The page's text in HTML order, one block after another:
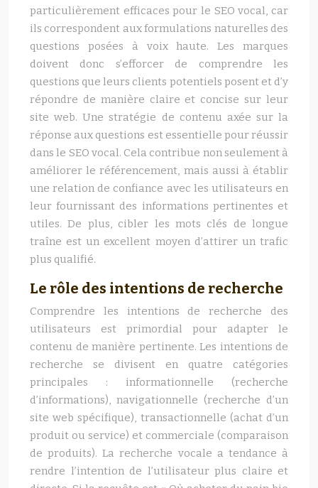
particulièrement efficaces pour le SEO vocal, car
ils correspondent aux formulations naturelles des
questions posées à voix haute. Les marques
doivent donc s’efforcer de comprendre les
questions que leurs clients potentiels posent et d’y
répondre de manière claire et concise sur leur
site web. Une stratégie de contenu axée sur la
réponse aux questions est essentielle pour réussir
dans le SEO vocal. Cela contribue non seulement à
améliorer le référencement, mais aussi à établir
une relation de confiance avec les utilisateurs en
leur fournissant des informations pertinentes et
utiles. De plus, cibler les mots clés de longue
traîne est un excellent moyen d’attirer un trafic
plus qualifié.
Le rôle des intentions de recherche
Comprendre les intentions de recherche des
utilisateurs est primordial pour adapter le
contenu de manière pertinente. Les intentions de
recherche se divisent en quatre catégories
principales : informationnelle (recherche
d’informations), navigationnelle (recherche d’un
site web spécifique), transactionnelle (achat d’un
produit ou service) et commerciale (comparaison
de produits). La recherche vocale a tendance à
rendre l’intention de l’utilisateur plus claire et